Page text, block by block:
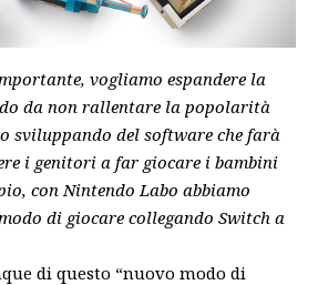
vogliamo espandere la
da non rallentare la popolarità
sviluppando del software che farà
i genitori a far giocare i bambini
con Nintendo Labo abbiamo
di giocare collegando Switch a
di questo “nuovo modo di